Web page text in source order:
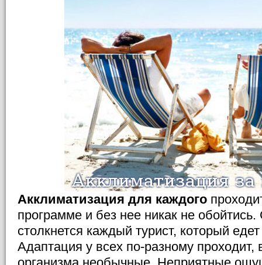
Акклиматизация для каждого
программе и без нее никак не
столкнется каждый турист, который
Адаптация у всех по-разному проходит,